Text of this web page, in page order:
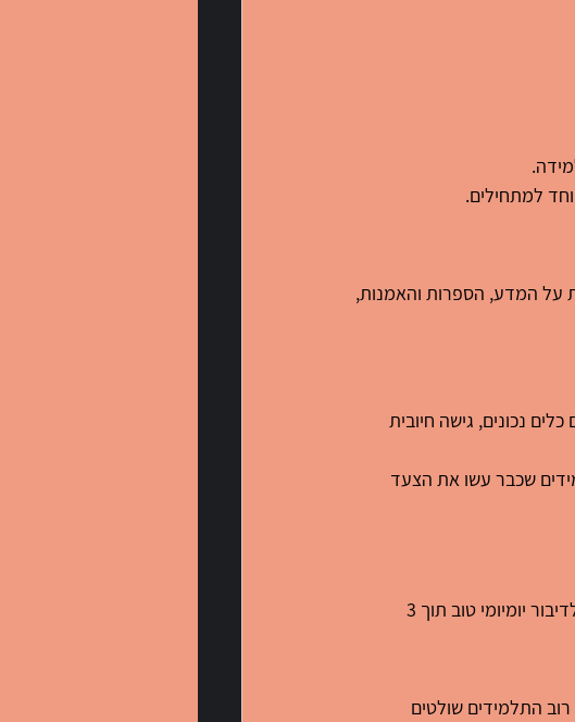
למתחילים.
על המדע, הספרות והאמנות,
נכונים, גישה חיובית
שכבר עשו את הצעד
התלמידים שולטים